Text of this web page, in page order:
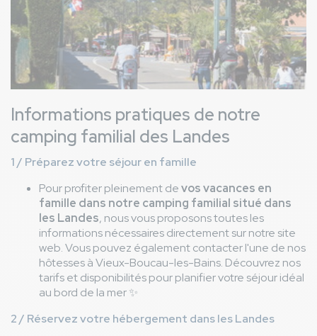
Informations pratiques de notre
camping familial des Landes
1 / Préparez votre séjour en famille
Pour profiter pleinement devos vacances en
famille dans notre camping familial situé dans
les Landes, nous vous proposons toutes les
informations nécessaires directement sur notre site
web. Vous pouvez également contacter l'une de nos
hôtesses à Vieux-Boucau-les-Bains. Découvrez nos
tarifs et disponibilités pour planifier votre séjour idéal
au bord de la mer✨
2 / Réservez votre hébergement dans les Landes